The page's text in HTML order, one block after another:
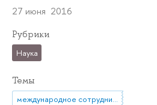
27 июня 2016
Рубрики
Наука
Темы
международное сотрудничество